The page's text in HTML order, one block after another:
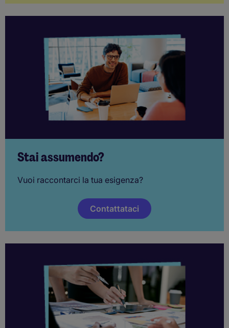
Stai assumendo?
Vuoi raccontarci la tua esigenza?
Contattataci